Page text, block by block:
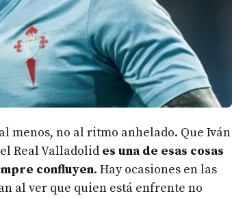
menos, no al ritmo anhelado. Que Iván
Real Valladolid es una de esas cosas
confluyen. Hay ocasiones en las
al ver que quien está enfrente no